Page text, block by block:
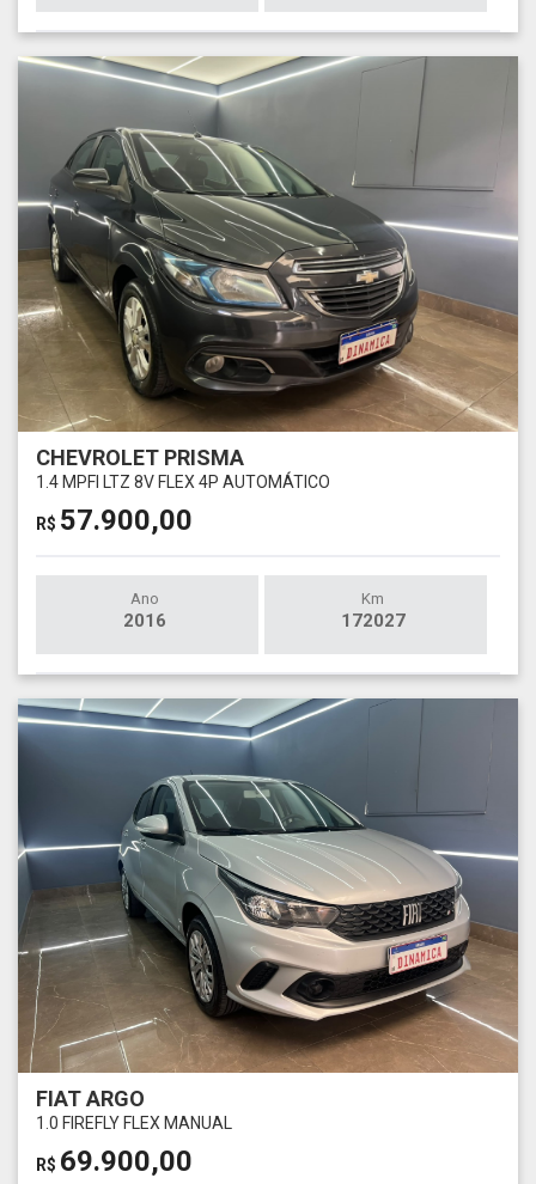
CHEVROLET PRISMA
1.4 MPFI LTZ 8V FLEX 4P AUTOMÁTICO
R$ 57.900,00
Ano
2016
Km
172027
FIAT ARGO
1.0 FIREFLY FLEX MANUAL
R$ 69.900,00